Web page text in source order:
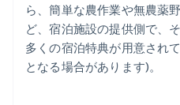
ら、簡単な農作業や無農薬
ど、宿泊施設の提供側で、
多くの宿泊特典が用意され
となる場合があります)。